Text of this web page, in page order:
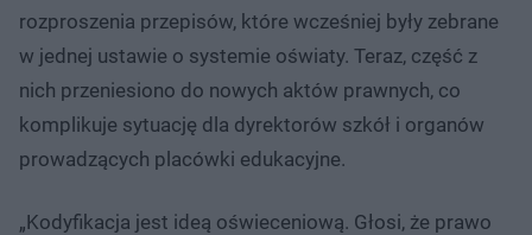
rozproszenia przepisów, które wcześniej były zebrane
w jednej ustawie o systemie oświaty. Teraz, część z
nich przeniesiono do nowych aktów prawnych, co
komplikuje sytuację dla dyrektorów szkół i organów
prowadzących placówki edukacyjne.
„Kodyfikacja jest ideą oświeceniową. Głosi, że prawo